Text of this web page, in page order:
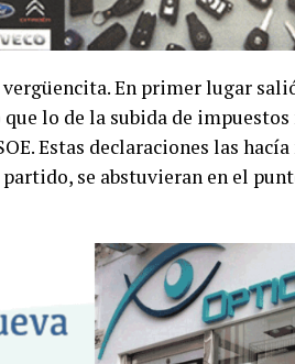
En primer lugar
lo de la subida de impuestos
Estas declaraciones las
se abstuvieran en el